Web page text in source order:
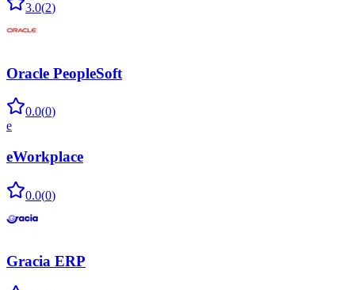
3.0(2)
Oracle PeopleSoft
0.0(0)
e
eWorkplace
0.0(0)
Gracia ERP